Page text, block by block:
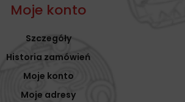
Moje konto
Szczegóły
Historia zamówień
Moje konto
Moje adresy